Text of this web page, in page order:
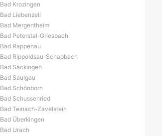
Bad Krozingen
Bad Liebenzell
Bad Mergentheim
Bad Peterstal-Griesbach
Bad Rappenau
Bad Rippoldsau-Schapbach
Bad Säckingen
Bad Saulgau
Bad Schönborn
Bad Schussenried
Bad Teinach-Zavelstein
Bad Überkingen
Bad Urach